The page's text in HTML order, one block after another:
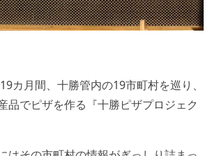
カ月間、十勝管内の19市町村を巡り、
品でピザを作る『十勝ピザプロジェク